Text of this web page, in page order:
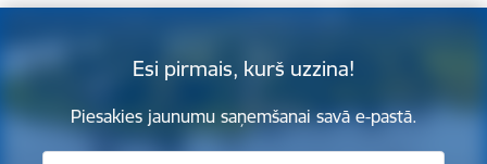
Esi pirmais, kurš uzzina!
Piesakies jaunumu saņemšanai savā e-pastā.